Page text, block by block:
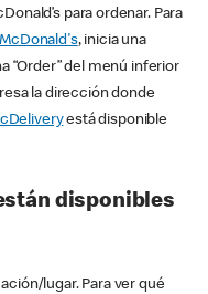
para ordenar. Para
, inicia una
“Order” del menú inferior
la dirección donde
está disponible
disponibles
lugar. Para ver qué